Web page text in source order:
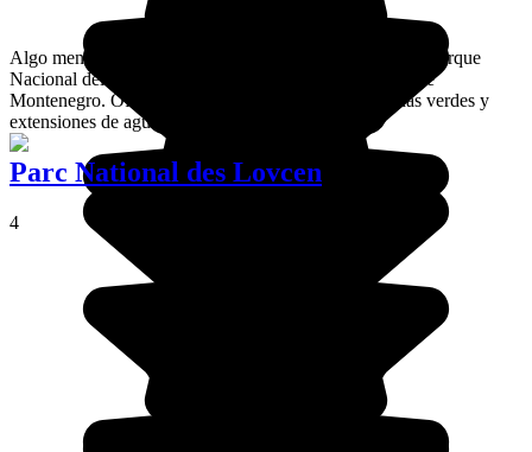
Algo menos turístico que el Parque nacional Lovćen, el Parque
Nacional del Lago Skadar se encuentra situado al este de
Montenegro. Ofrece maravillosos paisajes entre colinas verdes y
extensiones de agua.
Parc National des Lovcen
4